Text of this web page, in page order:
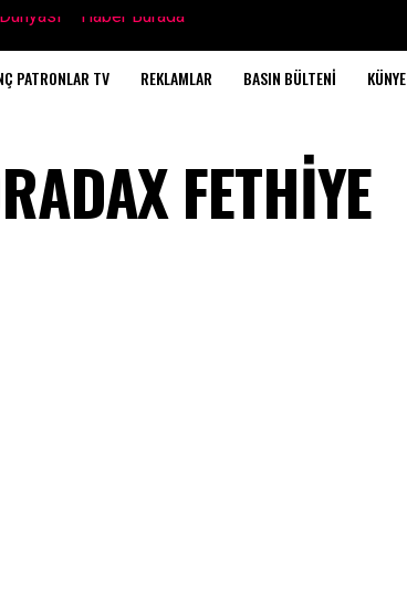
PATRONLAR TV REKLAMLAR BASIN BÜLTENİ KÜNYE
FETHİYE